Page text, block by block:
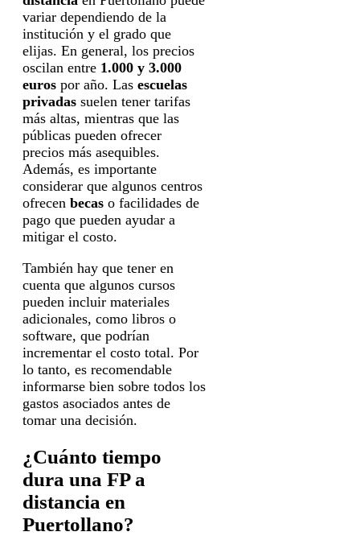
variar dependiendo de la
institución y el grado que
elijas. En general, los precios
oscilan entre 1.000 y 3.000
euros por año. Las escuelas
privadas suelen tener tarifas
más altas, mientras que las
públicas pueden ofrecer
precios más asequibles.
Además, es importante
considerar que algunos centros
ofrecen becas o facilidades de
pago que pueden ayudar a
mitigar el costo.
También hay que tener en
cuenta que algunos cursos
pueden incluir materiales
adicionales, como libros o
software, que podrían
incrementar el costo total. Por
lo tanto, es recomendable
informarse bien sobre todos los
gastos asociados antes de
tomar una decisión.
¿Cuánto tiempo
dura una FP a
distancia en
Puertollano?